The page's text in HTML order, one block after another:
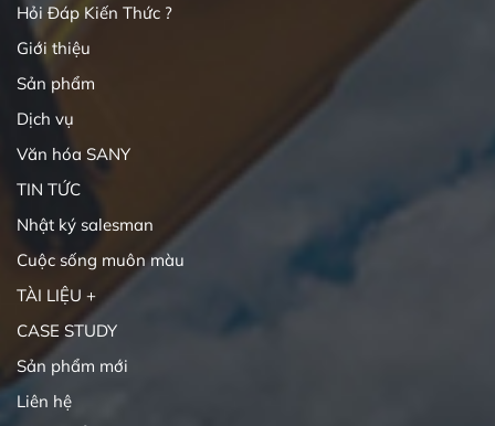
Hỏi Đáp Kiến Thức ?
Giới thiệu
Sản phẩm
Dịch vụ
Văn hóa SANY
TIN TỨC
Nhật ký salesman
Cuộc sống muôn màu
TÀI LIỆU +
CASE STUDY
Sản phẩm mới
Liên hệ